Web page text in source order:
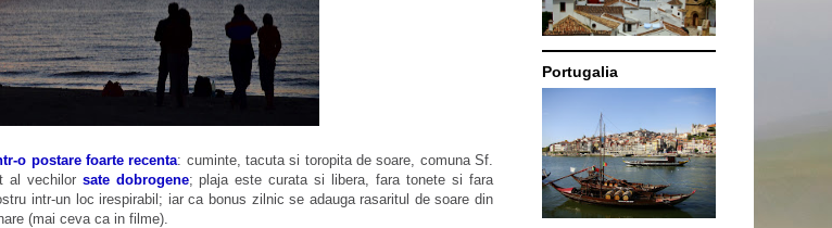
o postare foarte recenta: cuminte, tacuta si toropita de soare, comuna Sf.
al vechilor sate dobrogene; plaja este curata si libera, fara tonete si fara
intr-un loc irespirabil; iar ca bonus zilnic se adauga rasaritul de soare din
(mai ceva ca in filme).
Portugalia